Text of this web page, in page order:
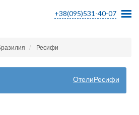
+38(095)531-40-07
Ресифи
ОтелиРесифи